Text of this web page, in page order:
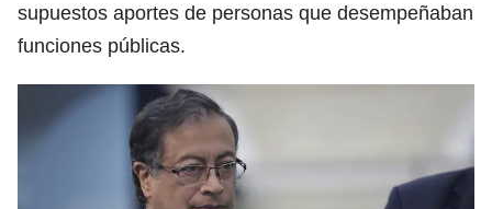
supuestos aportes de personas que desempeñaban
funciones públicas.